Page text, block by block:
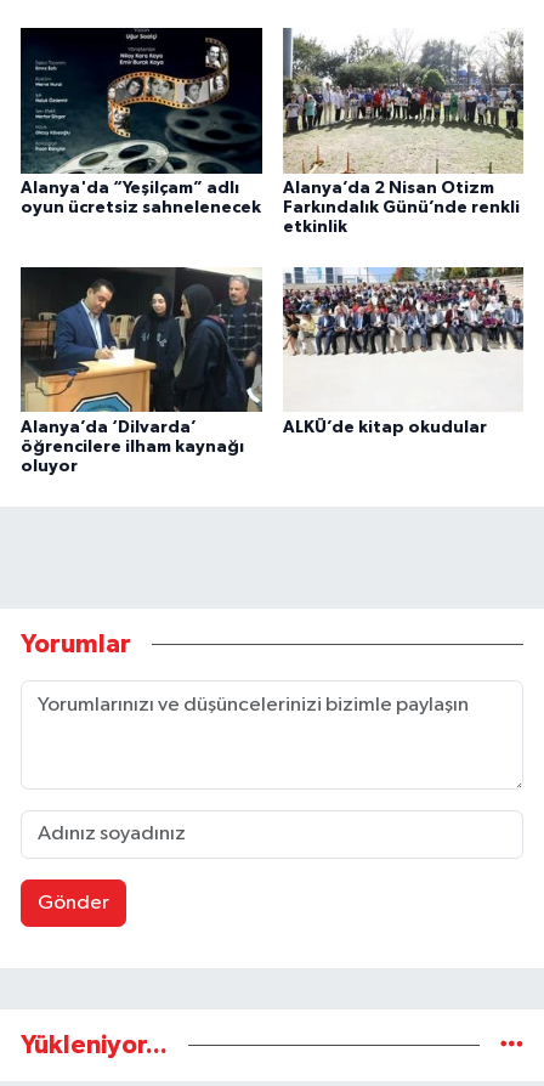
Alanya'da “Yeşilçam” adlı
oyun ücretsiz sahnelenecek
Alanya’da 2 Nisan Otizm
Farkındalık Günü’nde renkli
etkinlik
Alanya’da ‘Dilvarda’
öğrencilere ilham kaynağı
oluyor
ALKÜ’de kitap okudular
Yorumlar
Gönder
Yükleniyor...